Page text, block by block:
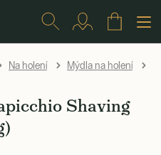
Na holení Mýdla na holení
Shaving